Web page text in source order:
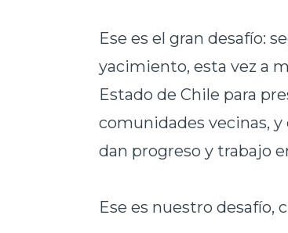
Ese es el gran desafío:
yacimiento, esta vez a
Estado de Chile para
comunidades vecinas,
dan progreso y trabajo
Ese es nuestro desafío,